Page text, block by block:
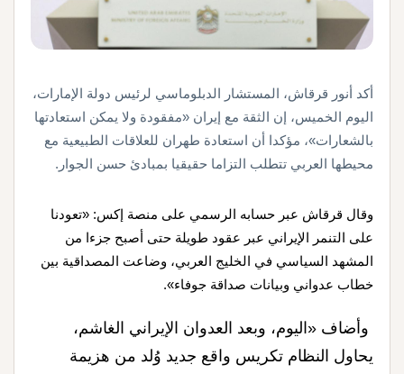
أكد أنور قرقاش، المستشار الدبلوماسي لرئيس دولة الإمارات،
اليوم الخميس، إن الثقة مع إيران «مفقودة ولا يمكن استعادتها
بالشعارات»، مؤكدا أن استعادة طهران للعلاقات الطبيعية مع
محيطها العربي تتطلب التزاما حقيقيا بمبادئ حسن الجوار.
وقال قرقاش عبر حسابه الرسمي على منصة إكس: «تعودنا
على التنمر الإيراني عبر عقود طويلة حتى أصبح جزءا من
المشهد السياسي في الخليج العربي، وضاعت المصداقية بين
خطاب عدواني وبيانات صداقة جوفاء».
وأضاف «اليوم، وبعد العدوان الإيراني الغاشم،
يحاول النظام تكريس واقع جديد وُلد من هزيمة